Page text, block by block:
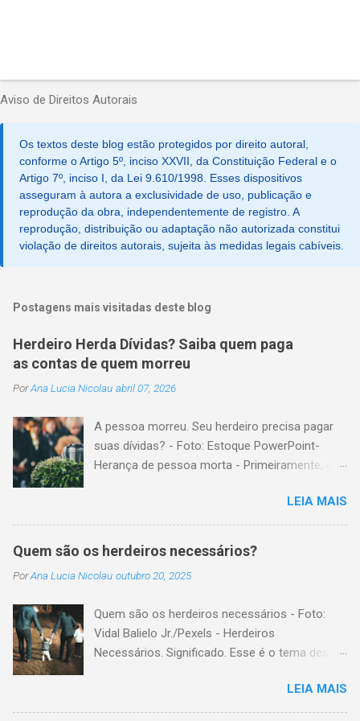
Aviso de Direitos Autorais
Os textos deste blog estão protegidos por direito autoral,
conforme o Artigo 5º, inciso XXVII, da Constituição Federal e o
Artigo 7º, inciso I, da Lei 9.610/1998. Esses dispositivos
asseguram à autora a exclusividade de uso, publicação e
reprodução da obra, independentemente de registro. A
reprodução, distribuição ou adaptação não autorizada constitui
violação de direitos autorais, sujeita às medidas legais cabíveis.
Postagens mais visitadas deste blog
Herdeiro Herda Dívidas? Saiba quem paga
as contas de quem morreu
PorAna Lucia Nicolau abril 07, 2026
A pessoa morreu. Seu herdeiro precisa pagar
suas dívidas? - Foto: Estoque PowerPoint-
Herança de pessoa morta - Primeiramente, é
formado pelos elementos, para transmissão
aos sucessores. Esses elementos são: A)
positivos; ou seja, com importância monetária,
negativos; ou seja, obrigações não cumpridas,
isso, tem cabimento a conclusão de que, quem
herda crédito, também, herda débito. A
transmissão, do patrimônio da pessoa falecida
legítima ou testamentária. A sucessão legítima
é a prevista em lei, para a transmissão do
LEIA MAIS
Quem são os herdeiros necessários?
PorAna Lucia Nicolau outubro 20, 2025
Quem são os herdeiros necessários - Foto:
Vidal Balielo Jr./Pexels - Herdeiros
Necessários. Significado. Esse é o tema dessa
necessários? Herdeiros necessários são todas
LEIA MAIS